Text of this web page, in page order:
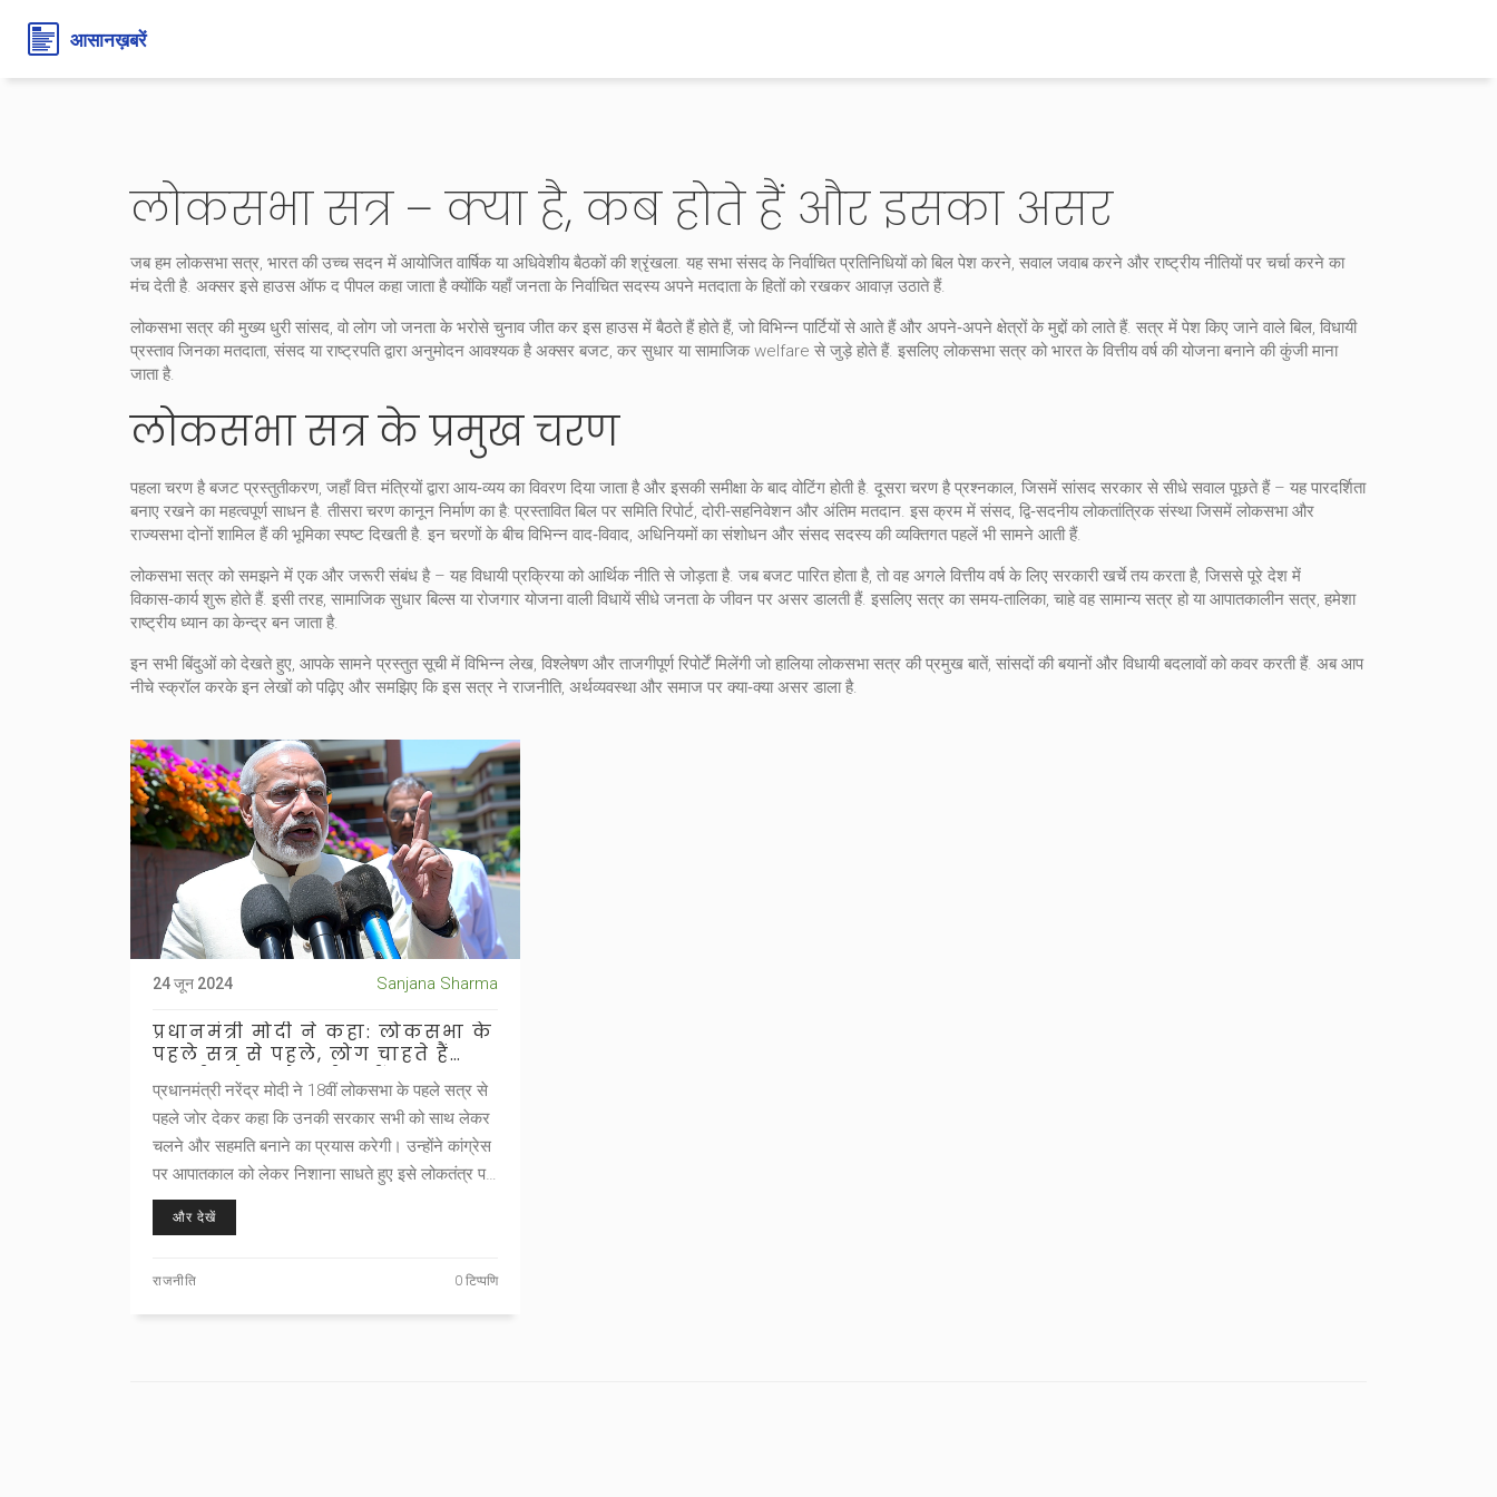
लोकसभा सत्र – क्या है, कब होते हैं और इसका असर
जब हम लोकसभा सत्र, भारत की उच्च सदन में आयोजित वार्षिक या अधिवेशीय बैठकों की श्रृंखला. यह सभा संसद के निर्वाचित प्रतिनिधियों को बिल पेश करने, सवाल जवाब करने और राष्ट्रीय नीतियों पर चर्चा करने का
मंच देती है. अक्सर इसे हाउस ऑफ द पीपल कहा जाता है क्योंकि यहाँ जनता के निर्वाचित सदस्य अपने मतदाता के हितों को रखकर आवाज़ उठाते हैं.
लोकसभा सत्र की मुख्य धुरीसांसद, वो लोग जो जनता के भरोसे चुनाव जीत कर इस हाउस में बैठते हैंहोते हैं, जो विभिन्न पार्टियों से आते हैं और अपने‑अपने क्षेत्रों के मुद्दों को लाते हैं. सत्र में पेश किए जाने वाले बिल, विधायी
प्रस्ताव जिनका मतदाता, संसद या राष्ट्रपति द्वारा अनुमोदन आवश्यक हैअक्सर बजट, कर सुधार या सामाजिक welfare से जुड़े होते हैं. इसलिए लोकसभा सत्र को भारत के वित्तीय वर्ष की योजना बनाने की कुंजी माना
जाता है.
लोकसभा सत्र के प्रमुख चरण
पहला चरण है बजट प्रस्तुतीकरण, जहाँ वित्त मंत्रियों द्वारा आय‑व्यय का विवरण दिया जाता है और इसकी समीक्षा के बाद वोटिंग होती है. दूसरा चरण है प्रश्नकाल, जिसमें सांसद सरकार से सीधे सवाल पूछते हैं – यह पारदर्शिता
बनाए रखने का महत्वपूर्ण साधन है. तीसरा चरण कानून निर्माण का है: प्रस्तावित बिल पर समिति रिपोर्ट, दोरी‑सहनिवेशन और अंतिम मतदान. इस क्रम में संसद, द्वि‑सदनीय लोकतांत्रिक संस्था जिसमें लोकसभा और
राज्यसभा दोनों शामिल हैंकी भूमिका स्पष्ट दिखती है. इन चरणों के बीच विभिन्न वाद‑विवाद, अधिनियमों का संशोधन और संसद सदस्य की व्यक्तिगत पहलें भी सामने आती हैं.
लोकसभा सत्र को समझने में एक और जरूरी संबंध है – यह विधायी प्रक्रिया को आर्थिक नीति से जोड़ता है. जब बजट पारित होता है, तो वह अगले वित्तीय वर्ष के लिए सरकारी खर्चे तय करता है, जिससे पूरे देश में
विकास‑कार्य शुरू होते हैं. इसी तरह, सामाजिक सुधार बिल्स या रोजगार योजना वाली विधायें सीधे जनता के जीवन पर असर डालती हैं. इसलिए सत्र का समय‑तालिका, चाहे वह सामान्य सत्र हो या आपातकालीन सत्र, हमेशा
राष्ट्रीय ध्यान का केन्द्र बन जाता है.
इन सभी बिंदुओं को देखते हुए, आपके सामने प्रस्तुत सूची में विभिन्न लेख, विश्लेषण और ताजगीपूर्ण रिपोर्टें मिलेंगी जो हालिया लोकसभा सत्र की प्रमुख बातें, सांसदों की बयानों और विधायी बदलावों को कवर करती हैं. अब आप
नीचे स्क्रॉल करके इन लेखों को पढ़िए और समझिए कि इस सत्र ने राजनीति, अर्थव्यवस्था और समाज पर क्या‑क्या असर डाला है.
24 जून 2024 Sanjana Sharma
प्रधानमंत्री मोदी ने कहा: लोकसभा के
पहले सत्र से पहले, लोग चाहते हैं
असली मुद्दे, नारेबाजी नहीं
प्रधानमंत्री नरेंद्र मोदी ने 18वीं लोकसभा के पहले सत्र से
पहले जोर देकर कहा कि उनकी सरकार सभी को साथ लेकर
चलने और सहमति बनाने का प्रयास करेगी। उन्होंने कांग्रेस
पर आपातकाल को लेकर निशाना साधते हुए इसे लोकतंत्र पर
'काला धब्बा' बताया। मोदी ने कहा कि लोग संसद में बहस और
मेहनत चाहते हैं, न कि नाटक और विघटन, और नारेबाजी
और देखें
राजनीति 0 टिप्पणि